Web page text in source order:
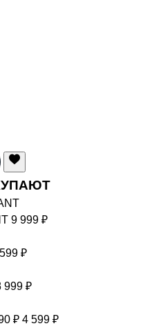
9 999 ₽
₽
999 ₽
₽ 4 599 ₽